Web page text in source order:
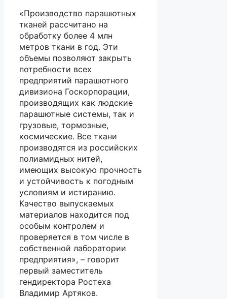
«Производство парашютных
тканей рассчитано на
обработку более 4 млн
метров ткани в год. Эти
объемы позволяют закрыть
потребности всех
предприятий парашютного
дивизиона Госкорпорации,
производящих как людские
парашютные системы, так и
грузовые, тормозные,
космические. Все ткани
производятся из российских
полиамидных нитей,
имеющих высокую прочность
и устойчивость к погодным
условиям и истиранию.
Качество выпускаемых
материалов находится под
особым контролем и
проверяется в том числе в
собственной лаборатории
предприятия», – говорит
первый заместитель
гендиректора Ростеха
Владимир Артяков.